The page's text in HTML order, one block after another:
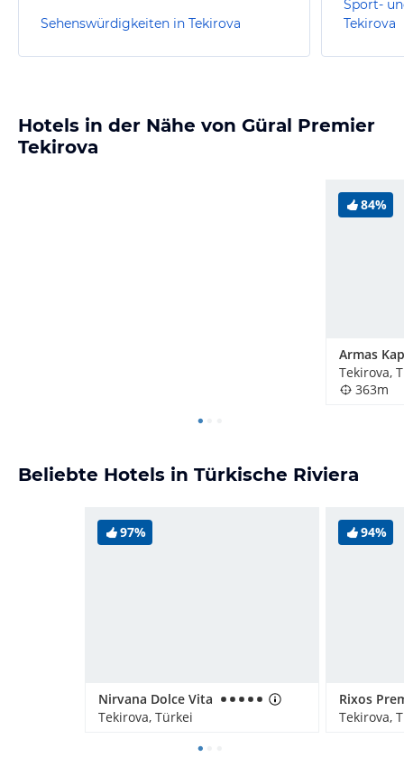
Sehenswürdigkeiten in Tekirova
Sport-
Tekirova
Hotels in der Nähe von Güral Premier
Tekirova
84%
Tekirova,
363m
Beliebte Hotels in Türkische Riviera
97%
Nirvana Dolce Vita
Tekirova, Türkei
94%
Tekirova,